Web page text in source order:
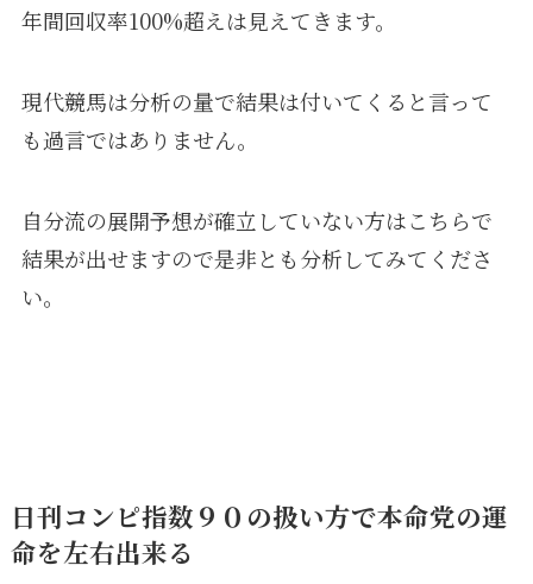
年間回収率100%超えは見えてきます。
現代競馬は分析の量で結果は付いてくると言って
も過言ではありません。
自分流の展開予想が確立していない方はこちらで
結果が出せますので是非とも分析してみてくださ
い。
日刊コンピ指数９０の扱い方で本命党の運
命を左右出来る